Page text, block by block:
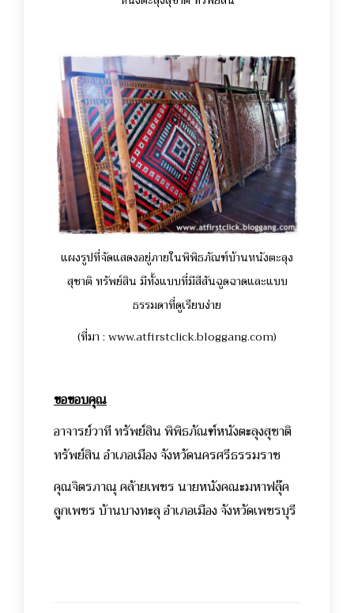
แผงรูปที่จัดแสดงอยู่ภายในพิพิธภัณฑ์บ้านหนังตะลุง
สุชาติ ทรัพย์สิน มีทั้งแบบที่มีสีสันฉูดฉาดและแบบ
ธรรมดาที่ดูเรียบง่าย
(ที่มา : www.atfirstclick.bloggang.com)
ขอขอบคุณ
อาจารย์วาที ทรัพย์สิน พิพิธภัณฑ์หนังตะลุงสุชาติ
ทรัพย์สิน อำเภอเมือง จังหวัดนครศรีธรรมราช
คุณจิตรภาณุ คล้ายเพชร นายหนังคณะมหาฟลุ๊ค
ลูกเพชร บ้านบางทะลุ อำเภอเมือง จังหวัดเพชรบุรี